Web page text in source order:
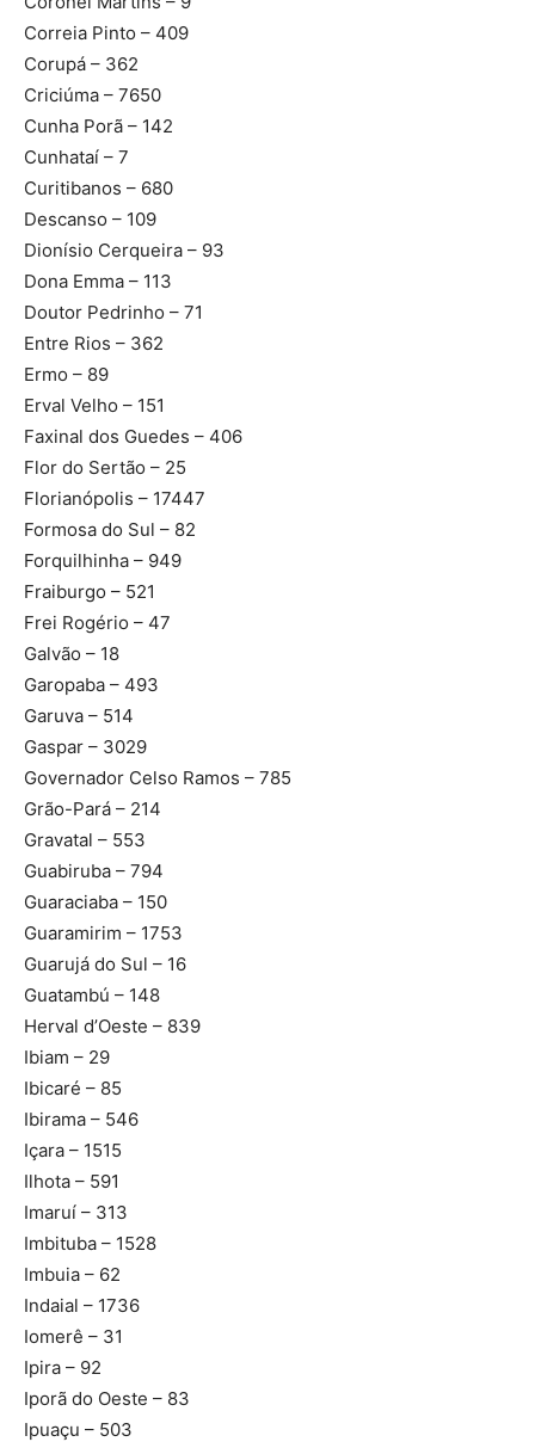
Correia Pinto – 409
Corupá – 362
Criciúma – 7650
Cunha Porã – 142
Cunhataí – 7
Curitibanos – 680
Descanso – 109
Dionísio Cerqueira – 93
Dona Emma – 113
Doutor Pedrinho – 71
Entre Rios – 362
Ermo – 89
Erval Velho – 151
Faxinal dos Guedes – 406
Flor do Sertão – 25
Florianópolis – 17447
Formosa do Sul – 82
Forquilhinha – 949
Fraiburgo – 521
Frei Rogério – 47
Galvão – 18
Garopaba – 493
Garuva – 514
Gaspar – 3029
Governador Celso Ramos – 785
Grão-Pará – 214
Gravatal – 553
Guabiruba – 794
Guaraciaba – 150
Guaramirim – 1753
Guarujá do Sul – 16
Guatambú – 148
Herval d’Oeste – 839
Ibiam – 29
Ibicaré – 85
Ibirama – 546
Içara – 1515
Ilhota – 591
Imaruí – 313
Imbituba – 1528
Imbuia – 62
Indaial – 1736
Iomerê – 31
Ipira – 92
Iporã do Oeste – 83
Ipuaçu – 503